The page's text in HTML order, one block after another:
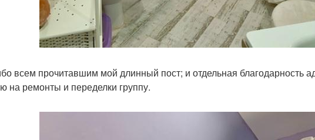
всем прочитавшим мой длинный пост; и отдельная благодарность
на ремонты и переделки группу.